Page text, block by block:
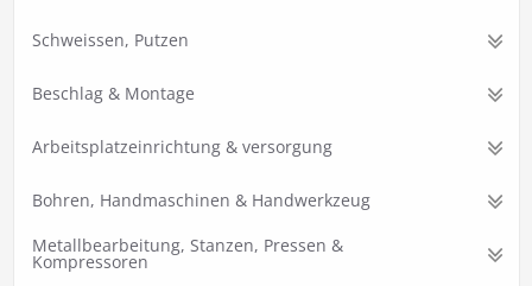
Schweissen, Putzen
Beschlag & Montage
Arbeitsplatzeinrichtung & versorgung
Bohren, Handmaschinen & Handwerkzeug
Metallbearbeitung, Stanzen, Pressen &
Kompressoren